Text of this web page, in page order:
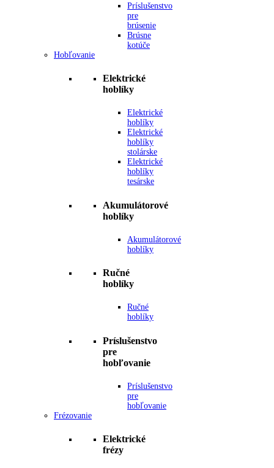
Príslušenstvo
pre
brúsenie
Brúsne
kotúče
Hobľovanie
Elektrické
hoblíky
Elektrické
hoblíky
Elektrické
hoblíky
stolárske
Elektrické
hoblíky
tesárske
Akumulátorové
hoblíky
Akumulátorové
hoblíky
Ručné
hoblíky
Ručné
hoblíky
Príslušenstvo
pre
hobľovanie
Príslušenstvo
pre
hobľovanie
Frézovanie
Elektrické
frézy